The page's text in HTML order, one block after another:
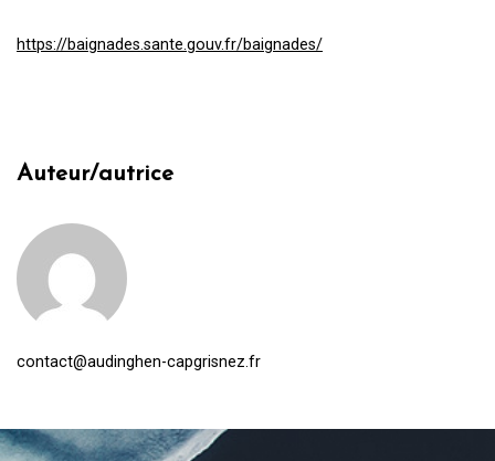
https://baignades.sante.gouv.fr/baignades/
Auteur/autrice
contact@audinghen-capgrisnez.fr